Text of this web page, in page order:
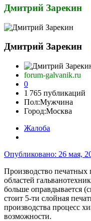
Дмитрий Зарекин
Дмитрий Зарекин
forum-galvanik.ru
0
1 765 публикаций
Пол:Мужчина
Город:Москва
Жалоба
Опубликовано: 26 мая,
Производство
областей
больше оправдывается
стоит 5-ти слойная
производства процесс
возможности.